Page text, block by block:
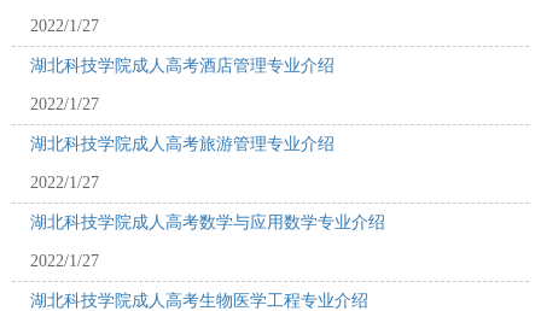
2022/1/27
湖北科技学院成人高考酒店管理专业介绍
2022/1/27
湖北科技学院成人高考旅游管理专业介绍
2022/1/27
湖北科技学院成人高考数学与应用数学专业介绍
2022/1/27
湖北科技学院成人高考生物医学工程专业介绍